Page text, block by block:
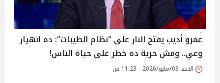
عمرو أديب يفتح النار على "نظام الطيبات": ده انهيار
وعي.. ومش حرية ده خطر على حياة الناس!
الأحد 03/مايو/2026 - 11:23 ص